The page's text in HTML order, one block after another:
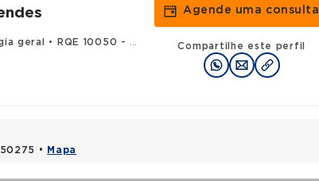
geral •
RQE 10050 - Coloproctologia
Agende uma consulta
Compartilhe este perfil
• Mapa